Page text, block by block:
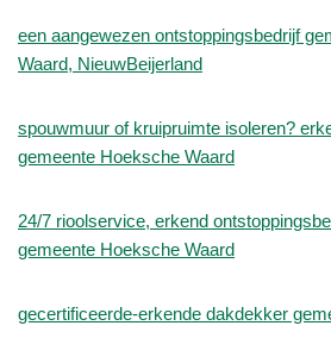
een aangewezen ontstoppingsbedrijf
Waard, NieuwBeijerland
spouwmuur of kruipruimte isoleren?
gemeente Hoeksche Waard
24/7 rioolservice, erkend
gemeente Hoeksche Waard
gecertificeerde-erkende dakdekker